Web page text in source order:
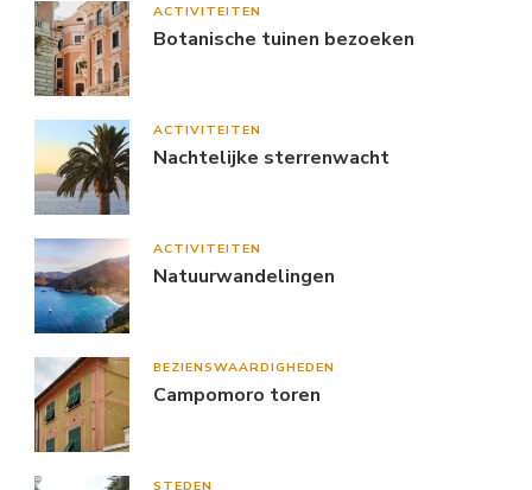
ACTIVITEITEN
Botanische tuinen bezoeken
ACTIVITEITEN
Nachtelijke sterrenwacht
ACTIVITEITEN
Natuurwandelingen
BEZIENSWAARDIGHEDEN
Campomoro toren
STEDEN